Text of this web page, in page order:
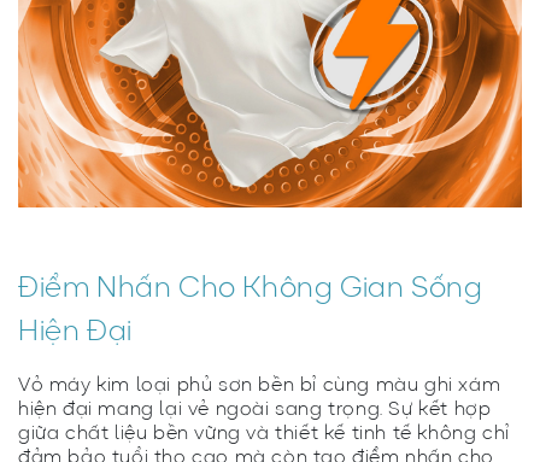
Điểm Nhấn Cho Không Gian Sống
Hiện Đại
Vỏ máy kim loại phủ sơn bền bỉ cùng màu ghi xám
hiện đại mang lại vẻ ngoài sang trọng. Sự kết hợp
giữa chất liệu bền vững và thiết kế tinh tế không chỉ